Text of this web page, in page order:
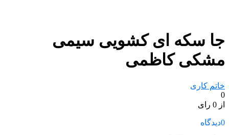
جا سکه ای کشویی سیمی
مشکی کاظمی
خاتم کاری
0
از 0 رای
0دیدگاه